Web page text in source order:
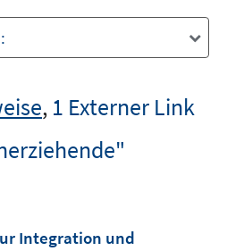
, 1 Externer Link
Integration und